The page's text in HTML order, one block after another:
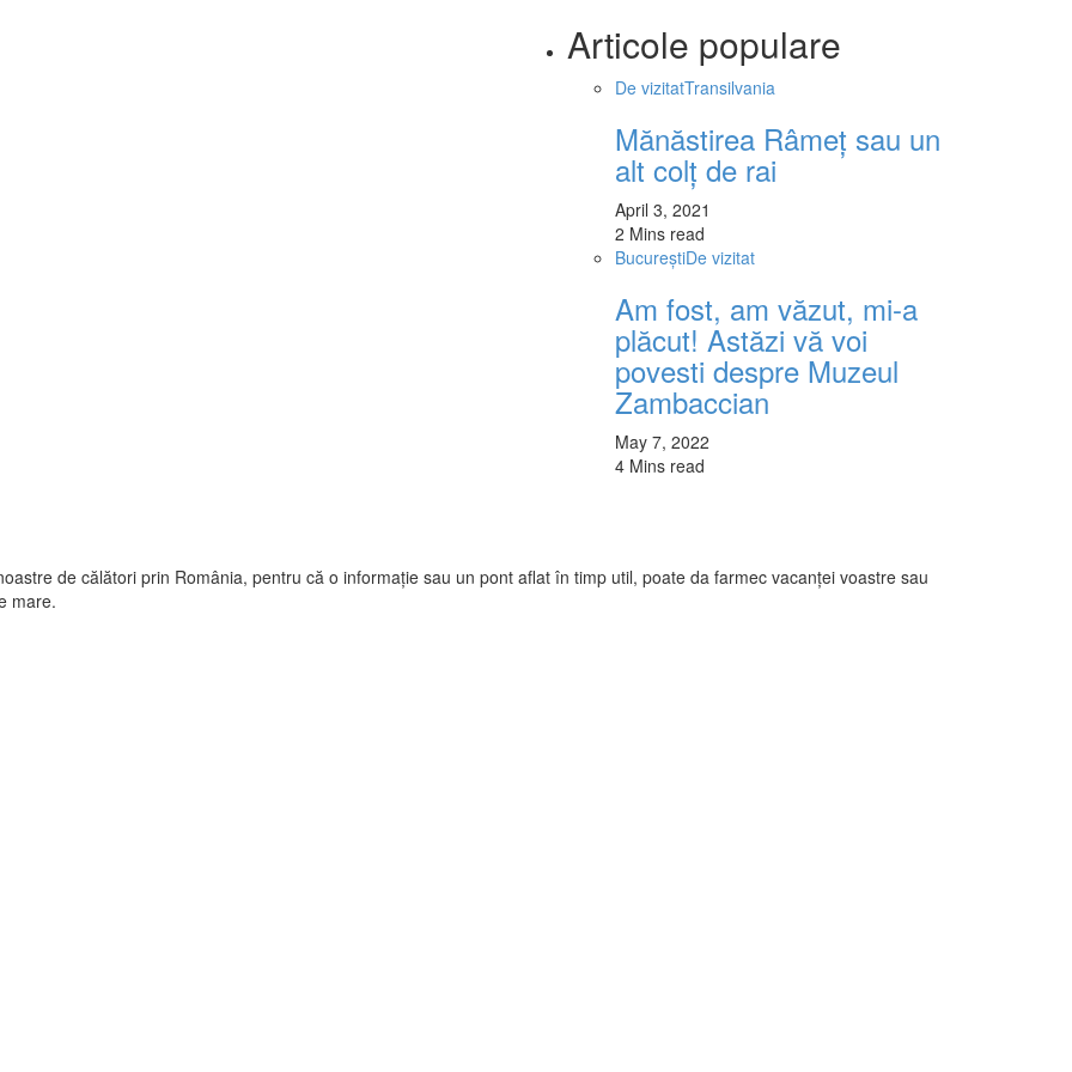
Articole populare
De vizitatTransilvania
Mănăstirea Râmeț sau un
alt colț de rai
April 3, 2021
2 Mins read
BucureștiDe vizitat
Am fost, am văzut, mi-a
plăcut! Astăzi vă voi
povesti despre Muzeul
Zambaccian
May 7, 2022
4 Mins read
de călători prin România, pentru că o informație sau un pont aflat în timp util, poate da farmec vacanței voastre sau
mare.